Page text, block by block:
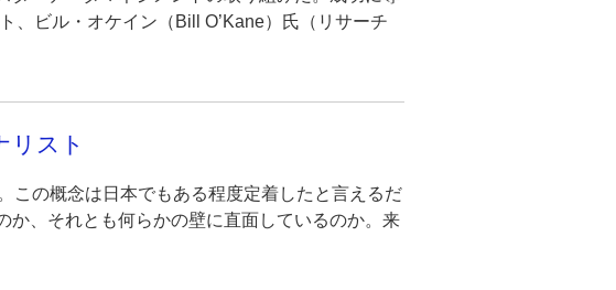
、ビル・オケイン（Bill O’Kane）氏（リサーチ
リスト
この概念は日本でもある程度定着したと言えるだ
か、それとも何らかの壁に直面しているのか。来